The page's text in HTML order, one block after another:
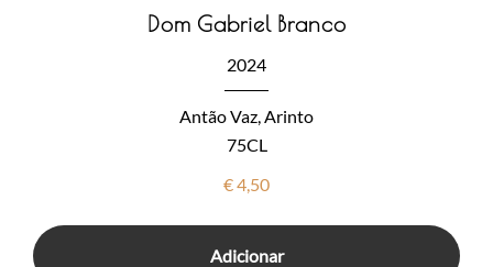
Dom Gabriel Branco
2024
Antão Vaz, Arinto
75CL
€4,50
Adicionar